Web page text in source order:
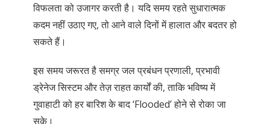
विफलता को उजागर करती है। यदि समय रहते सुधारात्मक
कदम नहीं उठाए गए, तो आने वाले दिनों में हालात और बदतर हो
सकते हैं।
इस समय जरूरत है समग्र जल प्रबंधन प्रणाली, प्रभावी
ड्रेनेज सिस्टम और तेज़ राहत कार्यों की, ताकि भविष्य में
गुवाहाटी को हर बारिश के बाद ‘Flooded’ होने से रोका जा
सके।